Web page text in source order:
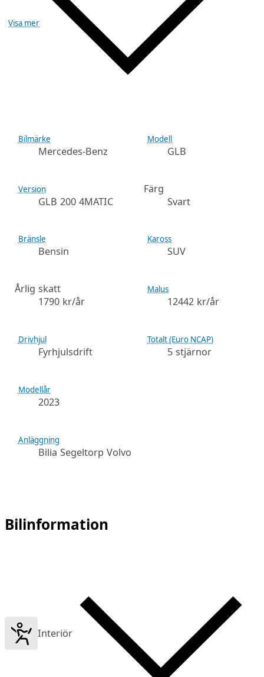
Visa mer
Bilmärke
Mercedes-Benz
Modell
GLB
Version
GLB 200 4MATIC
Färg
Svart
Bränsle
Bensin
Kaross
SUV
Årlig skatt
1790 kr/år
Malus
12442 kr/år
Drivhjul
Fyrhjulsdrift
Totalt (Euro NCAP)
5 stjärnor
Modellår
2023
Anläggning
Bilia Segeltorp Volvo
Bilinformation
Interiör